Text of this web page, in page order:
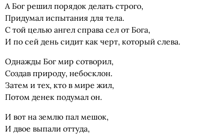
А Бог решил порядок делать строго,
Придумал испытания для тела.
С той целью ангел справа сел от Бога,
И по сей день сидит как черт, который слева.
Однажды Бог мир сотворил,
Создав природу, небосклон.
Затем и тех, кто в мире жил,
Потом денек подумал он.
И вот на землю пал мешок,
И двое выпали оттуда,